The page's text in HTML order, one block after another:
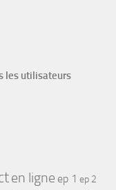
les utilisateurs
en ligne ep 1 ep 2